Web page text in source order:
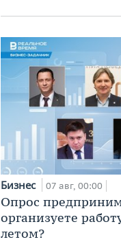
Бизнес 07 авг, 00:00
Опрос
организуете
летом?